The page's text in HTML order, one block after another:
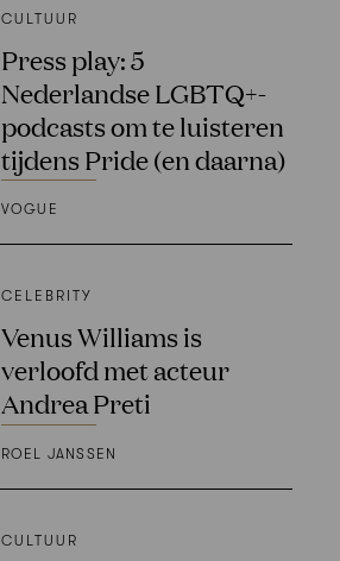
CULTUUR
Press play: 5
Nederlandse LGBTQ+-
podcasts om te luisteren
tijdens Pride (en daarna)
VOGUE
CELEBRITY
Venus Williams is
verloofd met acteur
Andrea Preti
ROEL JANSSEN
CULTUUR